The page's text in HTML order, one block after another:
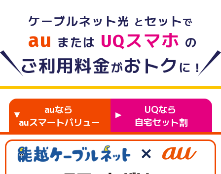
ケーブルネット光 とセットで
au または UQスマホ の
ご利用料金がおトク に！
auなら
auスマートバリュー
UQなら
自宅セット割